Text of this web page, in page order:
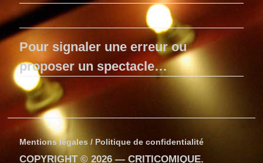
Pour signaler une erreur ou
proposer un spectacle…
Mentions légales / Politique de confidentialité
COPYRIGHT © 2026 —CRITICOMIQUE.